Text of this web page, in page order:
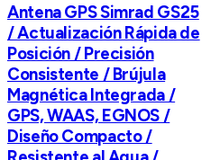
Antena GPS Simrad GS25
/ Actualización Rápida de
Posición / Precisión
Consistente / Brújula
Magnética Integrada /
GPS, WAAS, EGNOS /
Diseño Compacto /